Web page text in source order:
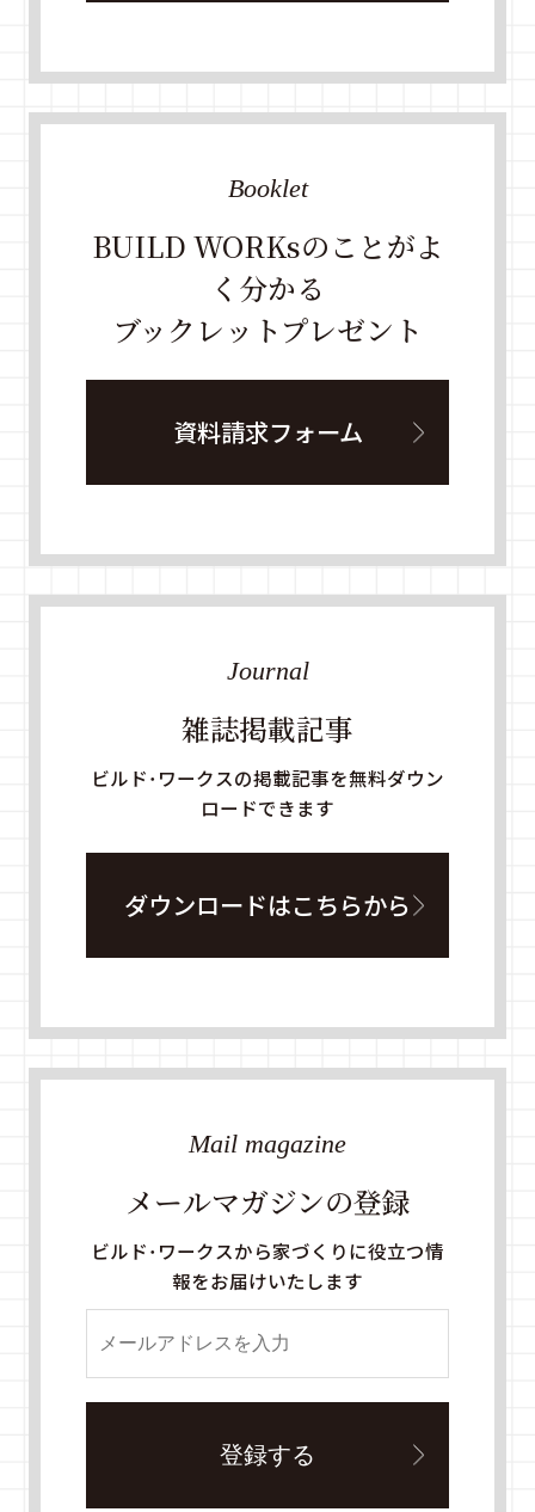
BUILD WORKsのことがよ
く分かる
ブックレットプレゼント
Booklet
資料請求フォーム
雑誌掲載記事
Journal
ビルド・ワークスの掲載記事を無料ダウン
ロードできます
ダウンロードはこちらから
メールマガジンの登録
Mail magazine
ビルド・ワークスから家づくりに役立つ情
報をお届けいたします